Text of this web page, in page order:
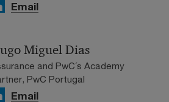
Email
Miguel Dias
and PwC´s Academy
PwC Portugal
Email